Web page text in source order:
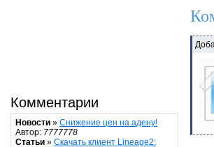
Комментарии
Новости » Снижение цен на адену!
Автор: 7777778
Статьи » Скачать клиент Lineage2: